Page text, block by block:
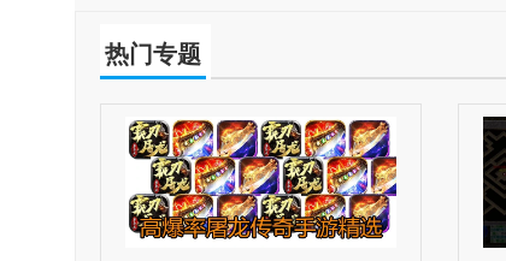
样，兼具传奇独特魅力，呈现出令人过瘾的冒险与竞
技体验。
热门专题